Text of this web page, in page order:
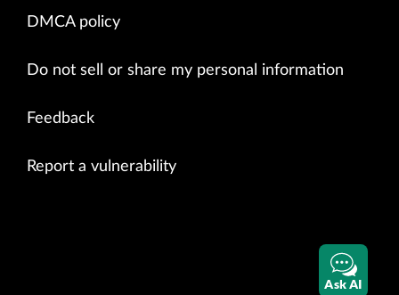
DMCA policy
Do not sell or share my personal information
Feedback
Report a vulnerability
Ask AI